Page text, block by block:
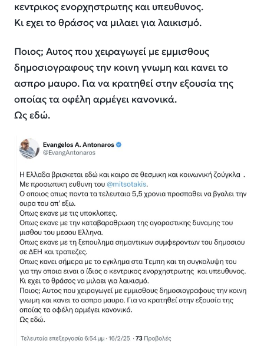
κεντρικος ενορχηστρωτης και υπευθυνος.
Κι εχει το θράσος να μιλαει για λαικισμό.
Ποιος; Αυτος που χειραγωγεί με εμμισθους
δημοσιογραφους την κοινη γνωμη και κανει το
ασπρο μαυρο. Για να κρατηθεί στην εξουσία της
οποίας τα οφέλη αρμέγει κανονικά.
Ως εδώ.